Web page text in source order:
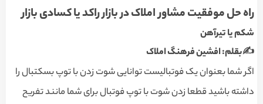
راه حل موفقیت مشاور املاک در بازار راکد یا کسادی بازار
شکم یا تیرآهن
✍️بقلم: افشین فرهنگ املاک
اگر شما بعنوان یک فوتبالیست توانایی شوت زدن با توپ بسکتبال را
داشته باشید قطعا زدن شوت با توپ فوتبال برای شما مانند تفریح